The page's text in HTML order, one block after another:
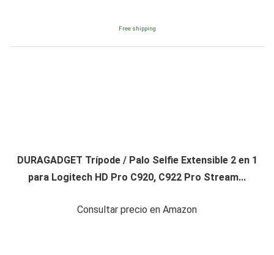
Free shipping
DURAGADGET Trípode / Palo Selfie Extensible 2 en 1
para Logitech HD Pro C920, C922 Pro Stream...
Consultar precio en Amazon